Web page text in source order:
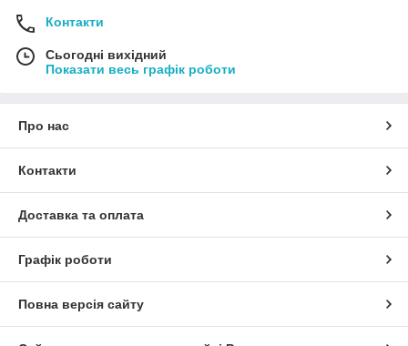
Контакти
Сьогодні вихідний
Показати весь графік роботи
Про нас
Контакти
Доставка та оплата
Графік роботи
Повна версія сайту